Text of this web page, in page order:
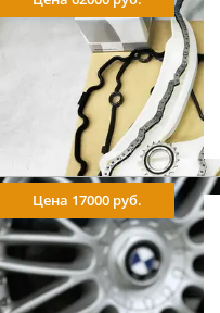
Цена 17000 руб.